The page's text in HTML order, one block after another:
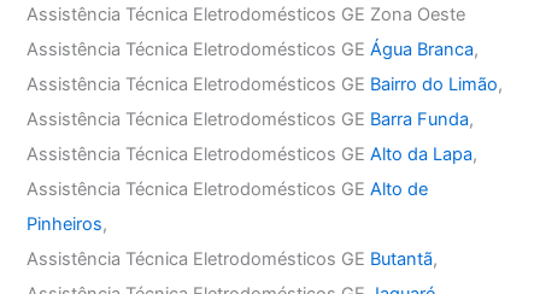
Assistência Técnica Eletrodomésticos GE Zona Oeste
Assistência Técnica Eletrodomésticos GEÁgua Branca,
Assistência Técnica Eletrodomésticos GE Bairro do Limão,
Assistência Técnica Eletrodomésticos GE Barra Funda,
Assistência Técnica Eletrodomésticos GEAlto da Lapa,
Assistência Técnica Eletrodomésticos GEAlto de
Pinheiros,
Assistência Técnica Eletrodomésticos GE Butantã,